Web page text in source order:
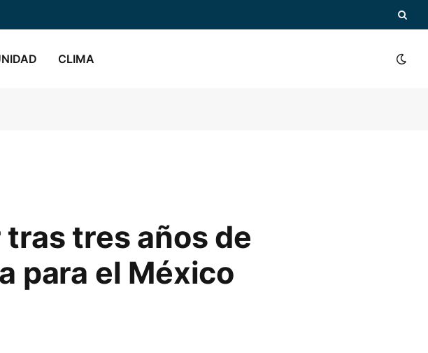
CLIMA
tres años de
para el México